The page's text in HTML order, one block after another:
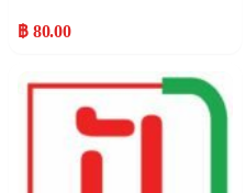
฿ 80.00
Popular